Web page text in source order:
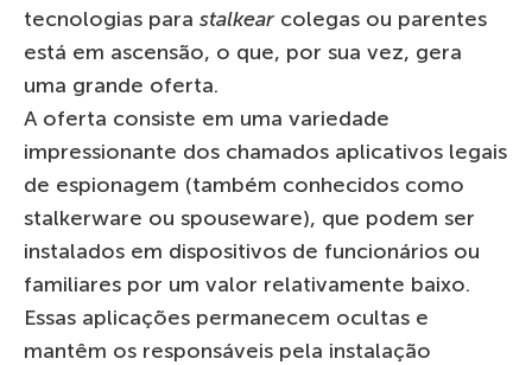
tecnologias para stalkear colegas ou parentes
está em ascensão, o que, por sua vez, gera
uma grande oferta.
A oferta consiste em uma variedade
impressionante dos chamados aplicativos legais
de espionagem (também conhecidos como
stalkerware ou spouseware), que podem ser
instalados em dispositivos de funcionários ou
familiares por um valor relativamente baixo.
Essas aplicações permanecem ocultas e
mantêm os responsáveis pela instalação